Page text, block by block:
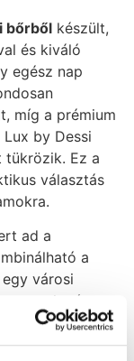
bőrből készült,
és kiváló
egész nap
míg a prémium
by Dessi
tükrözik. Ez a
választás
ad a
a
városi
egy elegáns
kölcsönöz.